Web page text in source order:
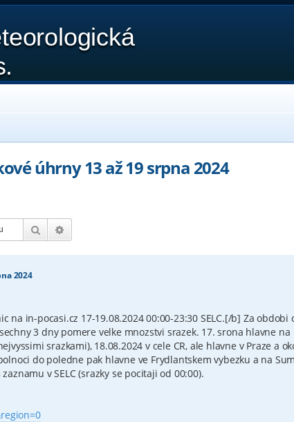
úhrny 13 až 19 srpna 2024
Hledat
2024
na in-pocasi.cz 17-19.08.2024 00:00-23:30 SELC.[/b] Za obdobi
3 dny pomere velke mnozstvi srazek. 17. srona hlavne na
srazkami), 18.08.2024 v cele CR, ale hlavne v Praze a
do poledne pak hlavne ve Frydlantskem vybezku a na
v SELC (srazky se pocitaji od 00:00).